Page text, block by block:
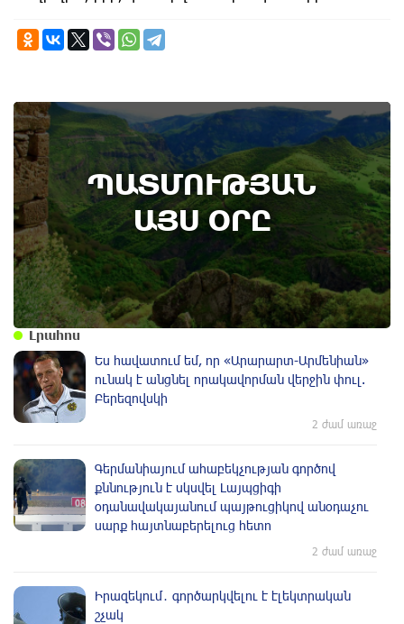
ՊԱՏՄՈՒԹՅԱՆ
ԱՅՍ ՕՐԸ
6th of August
Տավուշի մարզի Ոսկեպարում հայ-ռուսական
համագործակցության շրջանակում ռուս
սահմանապահներ են տեղակայվել․
պատմության այս օրը (5 օգոստոս)
Լրահոս
Ես հավատում եմ, որ «Արարարտ-Արմենիան»
ունակ է անցնել որակավորման վերջին փուլ.
Բերեզովսկի
2 ժամ առաջ
Գերմանիայում ահաբեկչության գործով
քննություն է սկսվել Լայպցիգի
օդանավակայանում պայթուցիկով անօդաչու
սարք հայտնաբերելուց հետո
2 ժամ առաջ
Իրազեկում․ գործարկվելու է էլեկտրական
շչակ